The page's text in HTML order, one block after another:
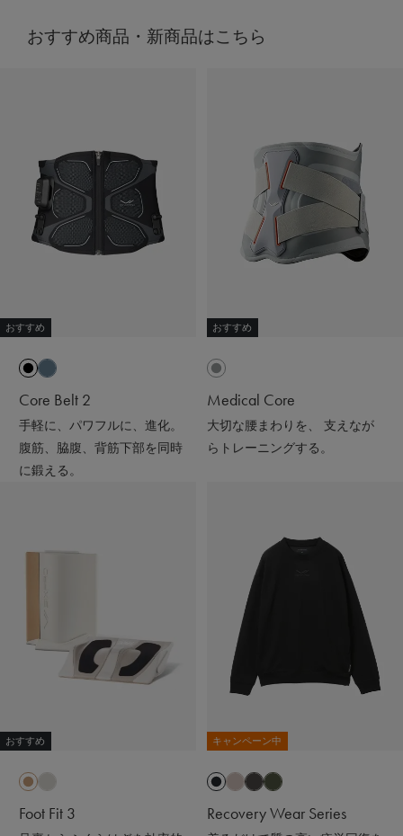
地だから🧵
り込んだ特殊繊維「Mediculation®️（メディキュレーショ
ン）」のこと
他にも、筋肉のハリ・コリの緩和、筋肉の疲れを軽減して
くれるなど、日々の疲れや緊張を和らげてくれる優れもの
❤️
接触冷感で肌触りも良いの🫶🏻💭
@sixpad_official
#PR #SIXPAD #シックスパッド #リカバリーウェア #着る
だけで疲労回復
おすすめ商品・新商品はこちら
おすすめ
Core Belt 2
手軽に、パワフルに、進化。
腹筋、脇腹、背筋下部を同時
に鍛える。
おすすめ
Medical Core
大切な腰まわりを、 支えなが
らトレーニングする。
おすすめ
Foot Fit 3
キャンペーン中
Recovery Wear Series